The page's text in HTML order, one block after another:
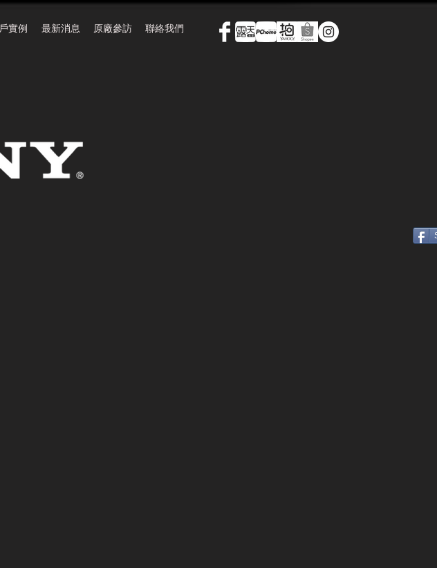
實例 最新消息 原廠參訪 聯絡我們